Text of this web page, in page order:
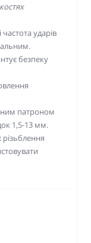
ударів
безпеку
патроном
1,5-13 мм.